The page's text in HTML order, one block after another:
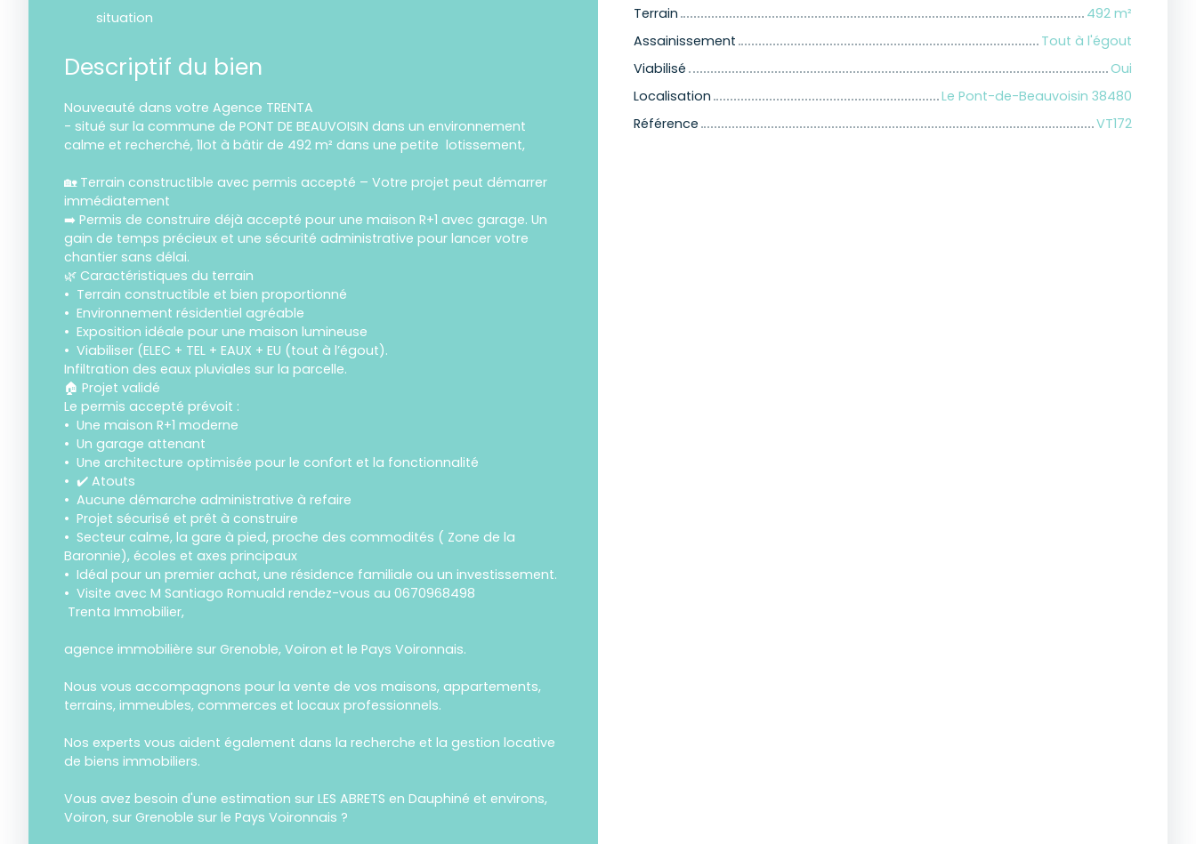
situation
Descriptif du bien
Nouveauté dans votre Agence TRENTA
- situé sur la commune de PONT DE BEAUVOISIN dans un environnement
calme et recherché, 1lot à bâtir de 492 m² dans une petite lotissement,
🏡 Terrain constructible avec permis accepté – Votre projet peut démarrer
immédiatement
➡️ Permis de construire déjà accepté pour une maison R+1 avec garage. Un
gain de temps précieux et une sécurité administrative pour lancer votre
chantier sans délai.
🌿 Caractéristiques du terrain
Terrain constructible et bien proportionné
Environnement résidentiel agréable
Exposition idéale pour une maison lumineuse
Viabiliser (ELEC + TEL + EAUX + EU (tout à l’égout).
Infiltration des eaux pluviales sur la parcelle.
🏠 Projet validé
Le permis accepté prévoit :
Une maison R+1 moderne
Un garage attenant
Une architecture optimisée pour le confort et la fonctionnalité
✔️ Atouts
Aucune démarche administrative à refaire
Projet sécurisé et prêt à construire
Secteur calme, la gare à pied, proche des commodités ( Zone de la
Baronnie), écoles et axes principaux
Idéal pour un premier achat, une résidence familiale ou un investissement.
Visite avec M Santiago Romuald rendez-vous au 0670968498
Trenta Immobilier,
agence immobilière sur Grenoble, Voiron et le Pays Voironnais.
Nous vous accompagnons pour la vente de vos maisons, appartements,
terrains, immeubles, commerces et locaux professionnels.
Nos experts vous aident également dans la recherche et la gestion locative
de biens immobiliers.
Vous avez besoin d'une estimation sur LES ABRETS en Dauphiné et environs,
Voiron, sur Grenoble sur le Pays Voironnais ?
Terrain 492 m²
Assainissement
Tout à l'égout
Viabilisé
Oui
Localisation
Le Pont-de-Beauvoisin 38480
Référence
VT172